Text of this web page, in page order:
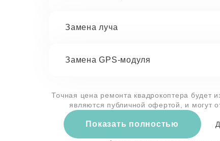
Замена луча
Замена GPS-модуля
Точная цена ремонта квадрокоптера будет
являются публичной офертой, и могут
Показать полностью